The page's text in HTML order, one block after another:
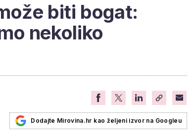
biti bogat:
nekoliko
Dodajte Mirovina.hr kao željeni izvor na Googleu